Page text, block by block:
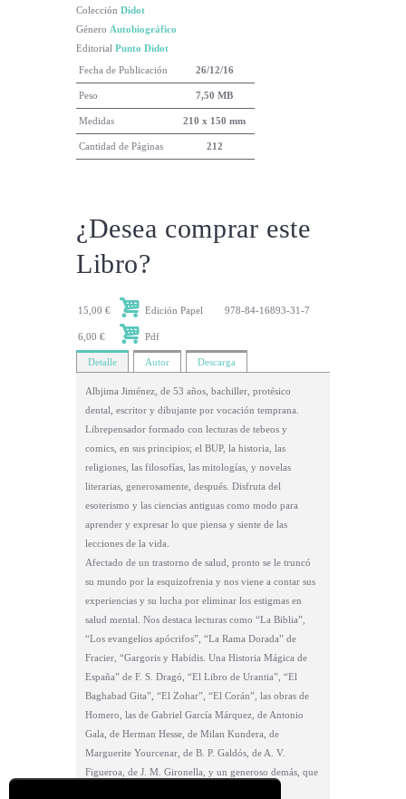
Colección Didot
Género Autobiográfico
Editorial Punto Didot
Fecha de Publicación
26/12/16
Peso 7,50 MB
Medidas 210 x 150 mm
Cantidad de Páginas 212
¿Desea comprar este
Libro?
15,00 € Edición Papel 978-84-16893-31-7
6,00 € Pdf
Detalle Autor Descarga
Albjima Jiménez, de 53 años, bachiller, protésico
dental, escritor y dibujante por vocación temprana.
Librepensador formado con lecturas de tebeos y
comics, en sus principios; el BUP, la historia, las
religiones, las filosofías, las mitologías, y novelas
literarias, generosamente, después. Disfruta del
esoterismo y las ciencias antiguas como modo para
aprender y expresar lo que piensa y siente de las
lecciones de la vida.
Afectado de un trastorno de salud, pronto se le truncó
su mundo por la esquizofrenia y nos viene a contar sus
experiencias y su lucha por eliminar los estigmas en
salud mental. Nos destaca lecturas como “La Biblia”,
“Los evangelios apócrifos”, “La Rama Dorada” de
Fracier, “Gargoris y Habidis. Una Historia Mágica de
España” de F. S. Dragó, “El Libro de Urantia”, “El
Baghabad Gita”, “El Zohar”, “El Corán”, las obras de
Homero, las de Gabriel García Márquez, de Antonio
Gala, de Herman Hesse, de Milan Kundera, de
Marguerite Yourcenar, de B. P. Galdós, de A. V.
Figueroa, de J. M. Gironella, y un generoso demás, que